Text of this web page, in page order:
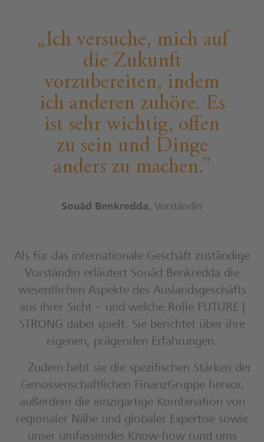
Ich versuche, mich auf
die Zukunft
vorzubereiten, indem
ich anderen zuhöre. Es
ist sehr wichtig, offen
zu sein und Dinge
anders zu machen.
Souâd Benkredda, Vorständin
Als für das internationale Geschäft zuständige
Vorständin erläutert Souâd Benkredda die
wesentlichen Aspekte des Auslandsgeschäfts
aus ihrer Sicht – und welche Rolle FUTURE |
STRONG dabei spielt. Sie berichtet über ihre
eigenen, prägenden Erfahrungen.
Zudem hebt sie die spezifischen Stärken der
Genossenschaftlichen FinanzGruppe hervor,
außerdem die einzigartige Kombination von
regionaler Nähe und globaler Expertise sowie
unser umfassendes Know-how rund ums